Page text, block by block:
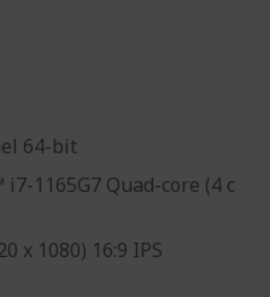
64-bit
1165G7 Quad-core (4 c
x 1080) 16:9 IPS